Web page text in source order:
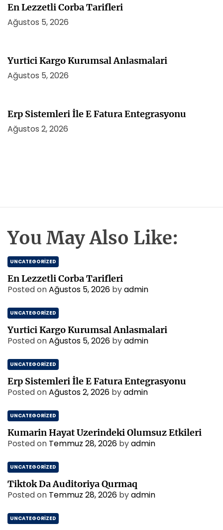
En Lezzetli Corba Tarifleri
Ağustos 5, 2026
Yurtici Kargo Kurumsal Anlasmalari
Ağustos 5, 2026
Erp Sistemleri İle E Fatura Entegrasyonu
Ağustos 2, 2026
You May Also Like:
UNCATEGORIZED
En Lezzetli Corba Tarifleri
Posted onAğustos 5, 2026 byadmin
UNCATEGORIZED
Yurtici Kargo Kurumsal Anlasmalari
Posted onAğustos 5, 2026 byadmin
UNCATEGORIZED
Erp Sistemleri İle E Fatura Entegrasyonu
Posted onAğustos 2, 2026 byadmin
UNCATEGORIZED
Kumarin Hayat Uzerindeki Olumsuz Etkileri
Posted on Temmuz 28, 2026 byadmin
UNCATEGORIZED
Tiktok Da Auditoriya Qurmaq
Posted on Temmuz 28, 2026 byadmin
UNCATEGORIZED